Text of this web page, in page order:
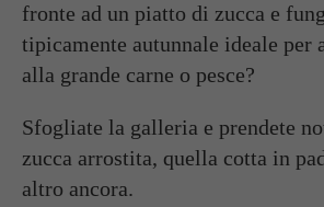
fronte ad un piatto di zucca e
tipicamente autunnale ideale per
alla grande carne o pesce?
Sfogliate la galleria e prendete
zucca arrostita, quella cotta in
altro ancora.